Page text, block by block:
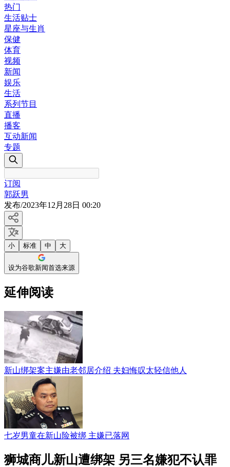
热门
生活贴士
星座与生肖
保健
体育
视频
新闻
娱乐
生活
系列节目
直播
播客
互动新闻
专题
订阅
郭跃男
发布/2023年12月28日 00:20
小 标准 中 大
设为谷歌新闻首选来源
延伸阅读
新山绑架案主嫌由老邻居介绍 夫妇悔叹太轻信他人
七岁男童在新山险被绑 主嫌已落网
狮城商儿新山遭绑架 另三名嫌犯不认罪